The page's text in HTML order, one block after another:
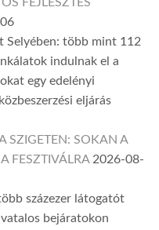
Selyében: több mint 112
indulnak el a
egy edelényi
eljárás
SZIGETEN: SOKAN A
FESZTIVÁLRA 2026-08-
százezer látogatót
bejáratokon